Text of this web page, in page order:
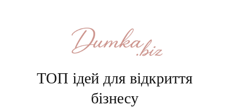
ТОП ідей для відкриття
бізнесу